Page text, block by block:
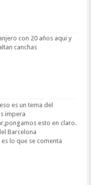
con 20 años aqui y
canchas
es un tema del
impera
esto en claro.
Barcelona
lo que se comenta